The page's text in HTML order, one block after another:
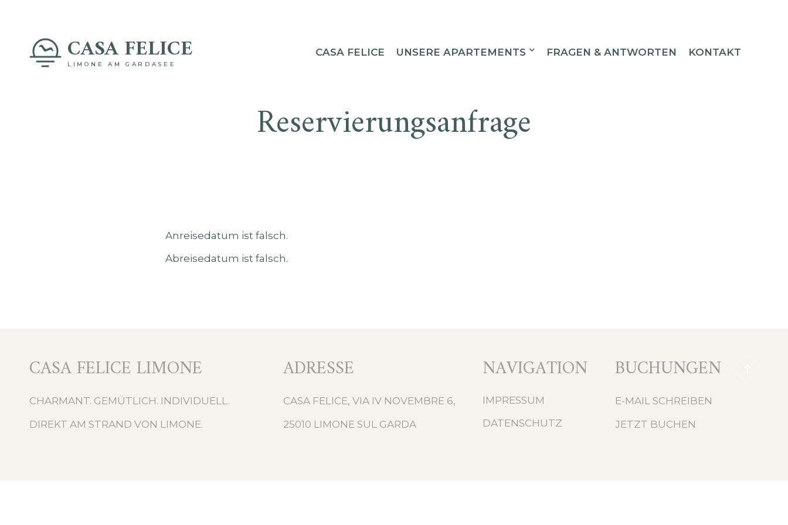
CASA FELICE
LIMONE AM GARDASEE
CASA FELICE UNSERE APARTEMENTS FRAGEN & ANTWORTEN KONTAKT
Reservierungsanfrage
Anreisedatum ist falsch.
Abreisedatum ist falsch.
CASA FELICE LIMONE
CHARMANT. GEMÜTLICH. INDIVIDUELL.
DIREKT AM STRAND VON LIMONE.
ADRESSE
CASA FELICE, VIA IV NOVEMBRE 6,
25010 LIMONE SUL GARDA
NAVIGATION
IMPRESSUM
DATENSCHUTZ
BUCHUNGEN
E-MAIL SCHREIBEN
JETZT BUCHEN